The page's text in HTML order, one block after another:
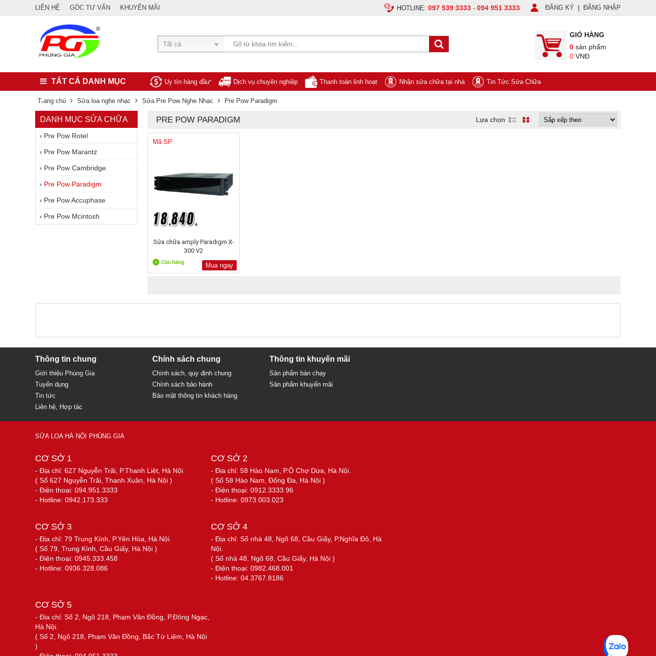
LIÊN HỆ GÓC TƯ VẤN KHUYẾN MÃI HOTLINE: 097 539 3333 - 094 951 3333 ĐĂNG KÝ ĐĂNG NHẬP
Tất cả
GIỎ HÀNG
0 sản phẩm
0 VNĐ
TẤT CẢ DANH MỤC Uy tín hàng đầu* Dịch vụ chuyên nghiệp Thanh toán linh hoạt Nhận sửa chữa tại nhà Tin Tức Sửa Chữa
Trang chủ Sửa loa nghe nhạc Sửa Pre Pow Nghe Nhạc Pre Pow Paradigm
DANH MỤC SỬA CHỮA
› Pre Pow Rotel
› Pre Pow Marantz
› Pre Pow Cambridge
› Pre Pow Paradigm
› Pre Pow Accuphase
› Pre Pow Mcintosh
PRE POW PARADIGM Lựa chọn
Mã SP:
Sửa chữa amply Paradigm X-
300 V2
Mua ngay
Thông tin chung
Giới thiệu Phùng Gia
Tuyển dụng
Tin tức
Liên hệ, Hợp tác
Chính sách chung
Chính sách, quy định chung
Chính sách bảo hành
Bảo mật thông tin khách hàng
Thông tin khuyến mãi
Sản phẩm bán chạy
Sản phẩm khuyến mãi
SỬA LOA HÀ NỘI PHÙNG GIA
CƠ SỞ 1
- Địa chỉ: 627 Nguyễn Trãi, P.Thanh Liệt, Hà Nội.
( Số 627 Nguyễn Trãi, Thanh Xuân, Hà Nội )
- Điện thoại: 094.951.3333
- Hotline: 0942.173.333
CƠ SỞ 2
- Địa chỉ: 58 Hào Nam, P.Ô Chợ Dừa, Hà Nội.
( Số 58 Hào Nam, Đống Đa, Hà Nội )
- Điện thoại: 0912.3333.96
- Hotline: 0973.003.023
CƠ SỞ 3
- Địa chỉ: 79 Trung Kính, P.Yên Hòa, Hà Nội.
( Số 79, Trung Kính, Cầu Giấy, Hà Nội )
- Điện thoại: 0945.333.458
- Hotline: 0936.328.086
CƠ SỞ 4
- Địa chỉ: Số nhà 48, Ngõ 68, Cầu Giấy, P.Nghĩa Đô, Hà
Nội.
( Số nhà 48, Ngõ 68, Cầu Giấy, Hà Nội )
- Điện thoại: 0982.468.001
- Hotline: 04.3767.8186
CƠ SỞ 5
- Địa chỉ: Số 2, Ngõ 218, Phạm Văn Đồng, P.Đông Ngạc,
Hà Nội.
( Số 2, Ngõ 218, Phạm Văn Đồng, Bắc Từ Liêm, Hà Nội
)